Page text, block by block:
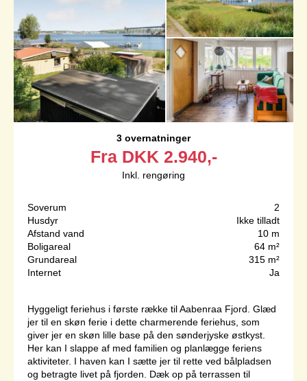
3 overnatninger
Fra DKK 2.940,-
Inkl. rengøring
Soverum
2
Husdyr
Ikke tilladt
Afstand vand
10 m
Boligareal
64 m²
Grundareal
315 m²
Internet
Ja
Hyggeligt feriehus i første række til Aabenraa Fjord. Glæd
jer til en skøn ferie i dette charmerende feriehus, som
giver jer en skøn lille base på den sønderjyske østkyst.
Her kan I slappe af med familien og planlægge feriens
aktiviteter. I haven kan I sætte jer til rette ved bålpladsen
og betragte livet på fjorden. Dæk op på terrassen til